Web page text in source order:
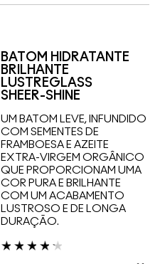
BATOM HIDRATANTE
BRILHANTE
LUSTREGLASS
SHEER-SHINE
UM BATOM LEVE, INFUNDIDO
COM SEMENTES DE
FRAMBOESA E AZEITE
EXTRA-VIRGEM ORGÂNICO
QUE PROPORCIONAM UMA
COR PURA E BRILHANTE
COM UM ACABAMENTO
LUSTROSO E DE LONGA
DURAÇÃO.